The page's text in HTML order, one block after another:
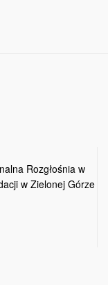
Rozgłośnia w
w Zielonej Górze